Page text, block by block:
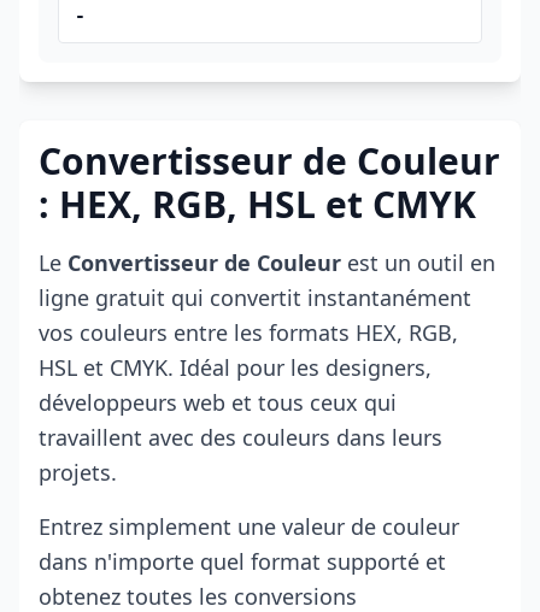
-
Convertisseur de Couleur
: HEX, RGB, HSL et CMYK
Le Convertisseur de Couleur est un outil en
ligne gratuit qui convertit instantanément
vos couleurs entre les formats HEX, RGB,
HSL et CMYK. Idéal pour les designers,
développeurs web et tous ceux qui
travaillent avec des couleurs dans leurs
projets.
Entrez simplement une valeur de couleur
dans n'importe quel format supporté et
obtenez toutes les conversions